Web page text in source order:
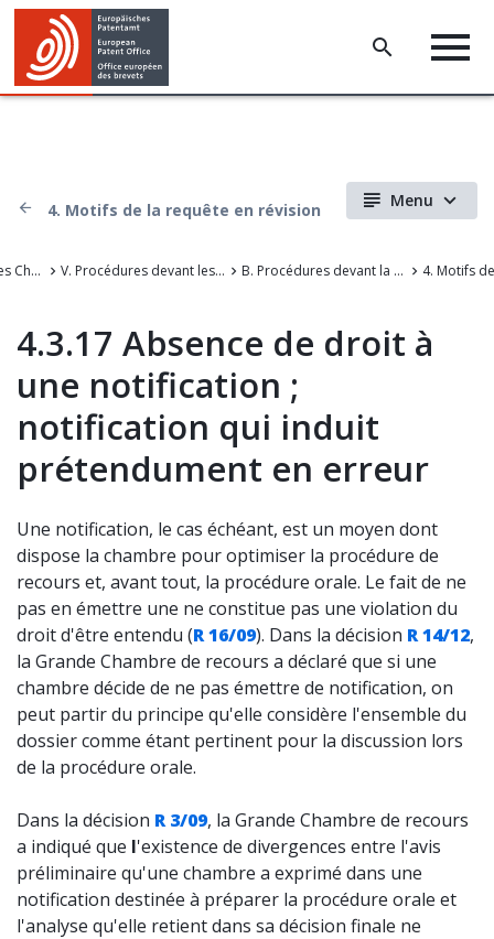
4. Motifs de la requête en révision Menu
La Jurisprudence des Chambres de recours de l'Office européen des brevets V. Procédures devant les chambres de recours B. Procédures devant la Grande Chambre de recours
4.3.17 Absence de droit à
une notification ;
notification qui induit
prétendument en erreur
Une notification, le cas échéant, est un moyen dont
dispose la chambre pour optimiser la procédure de
recours et, avant tout, la procédure orale. Le fait de ne
pas en émettre une ne constitue pas une violation du
droit d'être entendu (R 16/09). Dans la décision R 14/12,
la Grande Chambre de recours a déclaré que si une
chambre décide de ne pas émettre de notification, on
peut partir du principe qu'elle considère l'ensemble du
dossier comme étant pertinent pour la discussion lors
de la procédure orale.
Dans la décision R 3/09, la Grande Chambre de recours
a indiqué que l'existence de divergences entre l'avis
préliminaire qu'une chambre a exprimé dans une
notification destinée à préparer la procédure orale et
l'analyse qu'elle retient dans sa décision finale ne